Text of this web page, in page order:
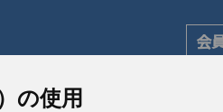
の使用
ク製薬協会
会